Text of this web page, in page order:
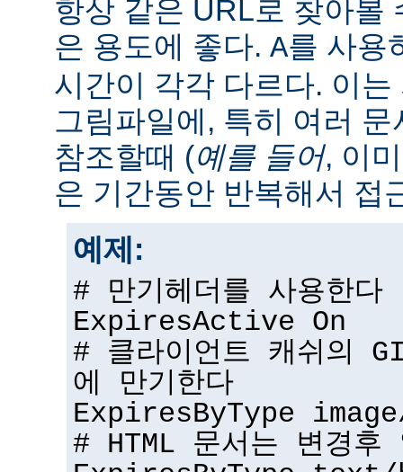
항상 같은 URL로 찾아볼
은 용도에 좋다. A를 사용
시간이 각각 다르다. 이
그림파일에, 특히 여러
참조할때 (예를 들어, 이
은 기간동안 반복해서 접
예제:
# 만기헤더를 사용한다
ExpiresActive On
# 클라이언트 캐쉬의
에 만기한다
ExpiresByType
# HTML 문서는 변경후